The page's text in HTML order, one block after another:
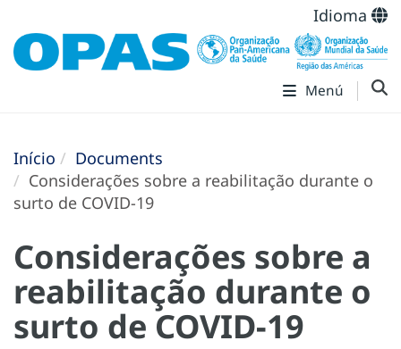
Idioma
Menú
Início
Documents
Considerações sobre a reabilitação durante o
surto de COVID-19
Considerações sobre a
reabilitação durante o
surto de COVID-19